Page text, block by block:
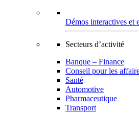
Démos interactives et
Secteurs d’activité
Banque – Finance
Conseil pour les
Santé
Automotive
Pharmaceutique
Transport